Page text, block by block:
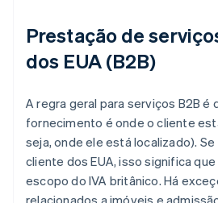
Prestação de
dos EUA (B2B)
A regra geral para serviços B2B é
fornecimento é onde o cliente
seja, onde ele está localizado).
cliente dos EUA, isso significa
escopo do IVA britânico. Há